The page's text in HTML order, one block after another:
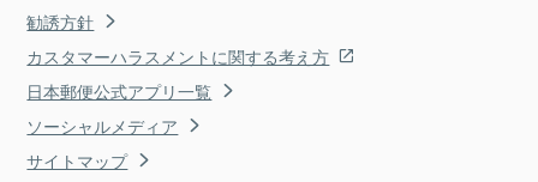
勧誘方針
カスタマーハラスメントに関する考え方
日本郵便公式アプリ一覧
ソーシャルメディア
サイトマップ